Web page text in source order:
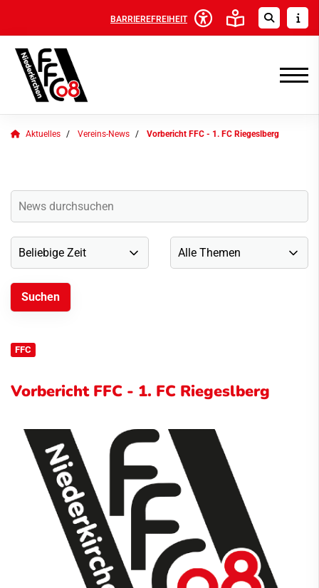
BARRIEREFREIHEIT
Aktuelles Vereins-News Vorbericht FFC - 1. FC Riegeslberg
FFC
Vorbericht FFC - 1. FC Riegeslberg